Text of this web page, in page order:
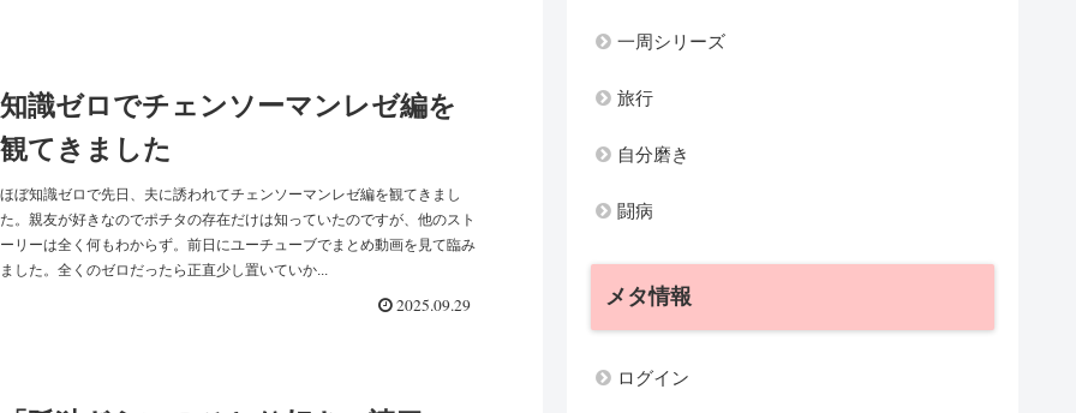
知識ゼロでチェンソーマンレゼ編を
観てきました
ほぼ知識ゼロで先日、夫に誘われてチェンソーマンレゼ編を観てきまし
た。親友が好きなのでポチタの存在だけは知っていたのですが、他のスト
ーリーは全く何もわからず。前日にユーチューブでまとめ動画を見て臨み
ました。全くのゼロだったら正直少し置いていか...
2025.09.29
一周シリーズ
旅行
自分磨き
闘病
メタ情報
ログイン